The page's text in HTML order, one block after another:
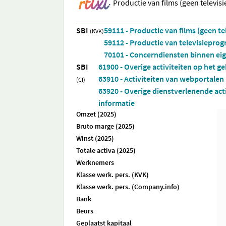
Productie van films (geen
SBI (KVK)59111 - Productie van films (geen
59112 - Productie van
70101 - Concerndiensten binnen
SBI
(CI)
61900 - Overige activiteiten op het
63910 - Activiteiten van webportalen
63920 - Overige dienstverlenende
informatie
Omzet (2025)
Bruto marge (2025)
Winst (2025)
Totale activa (2025)
Werknemers
Klasse werk. pers. (KVK)
Klasse werk. pers. (Company.info)
Bank
Beurs
Geplaatst kapitaal